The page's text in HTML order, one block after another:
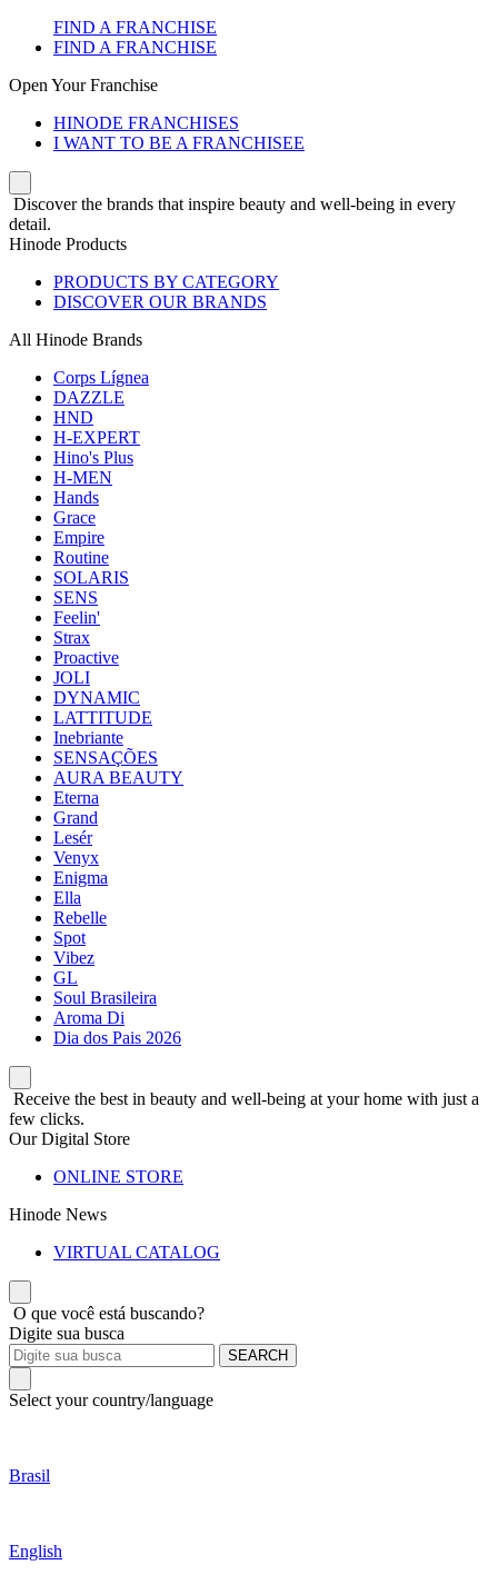
FIND A FRANCHISE
FIND A FRANCHISE
Open Your Franchise
HINODE FRANCHISES
I WANT TO BE A FRANCHISEE
Discover the brands that inspire beauty and well-being in every
detail.
Hinode Products
PRODUCTS BY CATEGORY
DISCOVER OUR BRANDS
All Hinode Brands
Corps Lígnea
DAZZLE
HND
H-EXPERT
Hino's Plus
H-MEN
Hands
Grace
Empire
Routine
SOLARIS
SENS
Feelin'
Strax
Proactive
JOLI
DYNAMIC
LATTITUDE
Inebriante
SENSAÇÕES
AURA BEAUTY
Eterna
Grand
Lesér
Venyx
Enigma
Ella
Rebelle
Spot
Vibez
GL
Soul Brasileira
Aroma Di
Dia dos Pais 2026
Receive the best in beauty and well-being at your home with just a
few clicks.
Our Digital Store
ONLINE STORE
Hinode News
VIRTUAL CATALOG
O que você está buscando?
Digite sua busca
SEARCH
Select your country/language
Brasil
English